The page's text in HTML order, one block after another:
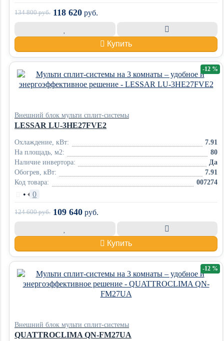
134 800руб. 118 620 руб.
Купить
Внешний блок мульти сплит-системы
LESSAR LU-3HE27FVE2
Охлаждение, кВт:
7.91
На площадь, м2:
80
Наличие инвертора:
Да
Обогрев, кВт:
7.91
Код товара:
007274
• 0
-12 %
124 600руб. 109 640 руб.
Купить
Внешний блок мульти сплит-системы
QUATTROCLIMA QN-FM27UA
-12 %